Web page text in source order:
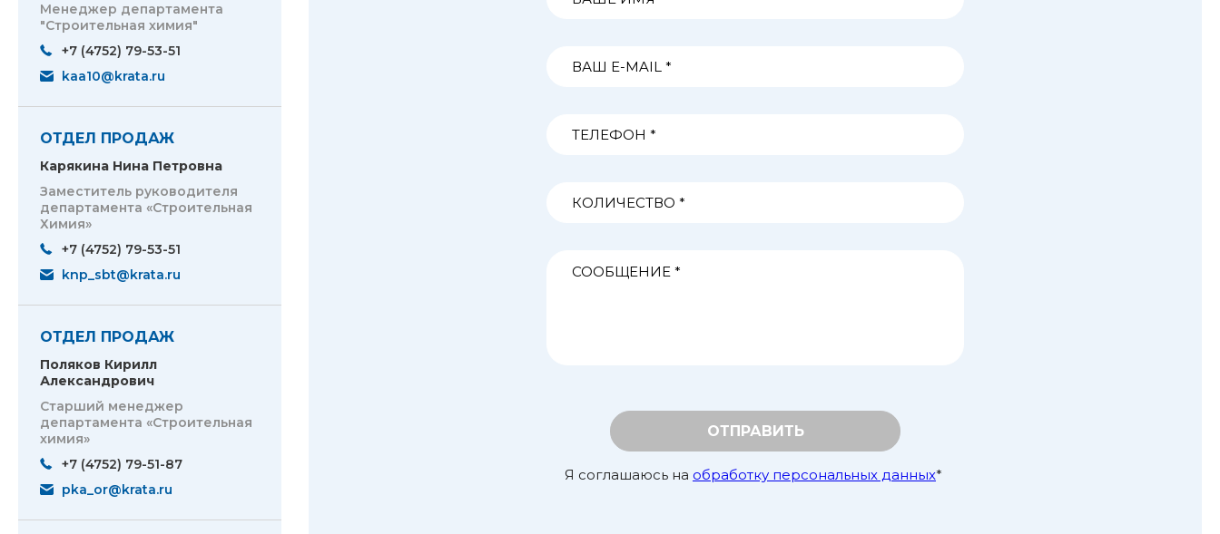
Менеджер департамента
"Строительная химия"
+7 (4752) 79-53-51
kaa10@krata.ru
ОТДЕЛ ПРОДАЖ
Карякина Нина Петровна
Заместитель руководителя
департамента «Строительная
Химия»
+7 (4752) 79-53-51
knp_sbt@krata.ru
ОТДЕЛ ПРОДАЖ
Поляков Кирилл
Александрович
Старший менеджер
департамента «Строительная
химия»
+7 (4752) 79-51-87
pka_or@krata.ru
ОТПРАВИТЬ
Я соглашаюсь на обработку персональных данных*